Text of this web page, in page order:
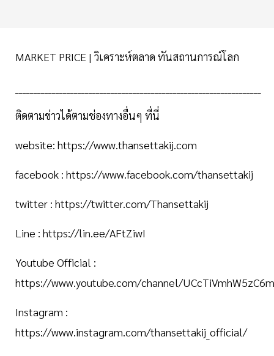
MARKET PRICE | วิเคราะห์ตลาด ทันสถานการณ์โลก
ติดตามข่าวได้ตามช่องทางอื่นๆ ที่นี่
website: https://www.thansettakij.com
facebook : https://www.facebook.com/thansettakij
twitter : https://twitter.com/Thansettakij
Line : https://lin.ee/AFtZiwI
Youtube Official :
https://www.youtube.com/channel/
Instagram :
https://www.instagram.com/thansettakij_official/